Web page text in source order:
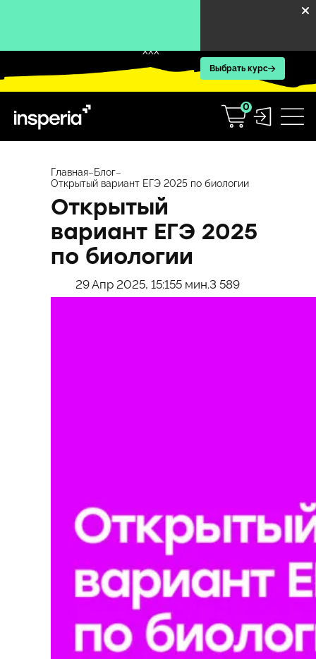
содержимому
XXX
Выбрать курс
0
Главная–Блог–
Открытый вариант ЕГЭ 2025 по биологии
Открытый
вариант ЕГЭ 2025
по биологии
29 Апр 2025, 15:155 мин.3 589